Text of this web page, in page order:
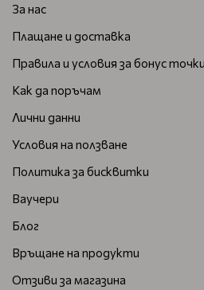
За нас
Плащане и доставка
Правила и условия за бонус точки
Как да поръчам
Лични данни
Условия на ползване
Политика за бисквитки
Ваучери
Блог
Връщане на продукти
Отзиви за магазина